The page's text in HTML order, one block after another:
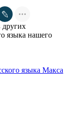
других
языка нашего
языка Макса